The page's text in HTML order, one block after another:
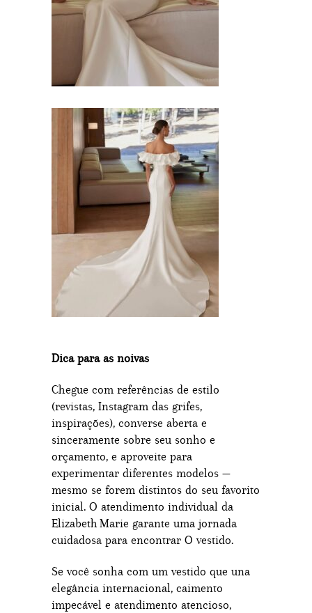
Dica para as noivas
Chegue com referências de estilo
(revistas, Instagram das grifes,
inspirações), converse aberta e
sinceramente sobre seu sonho e
orçamento, e aproveite para
experimentar diferentes modelos —
mesmo se forem distintos do seu favorito
inicial. O atendimento individual da
Elizabeth Marie garante uma jornada
cuidadosa para encontrar O vestido.
Se você sonha com um vestido que una
elegância internacional, caimento
impecável e atendimento atencioso,